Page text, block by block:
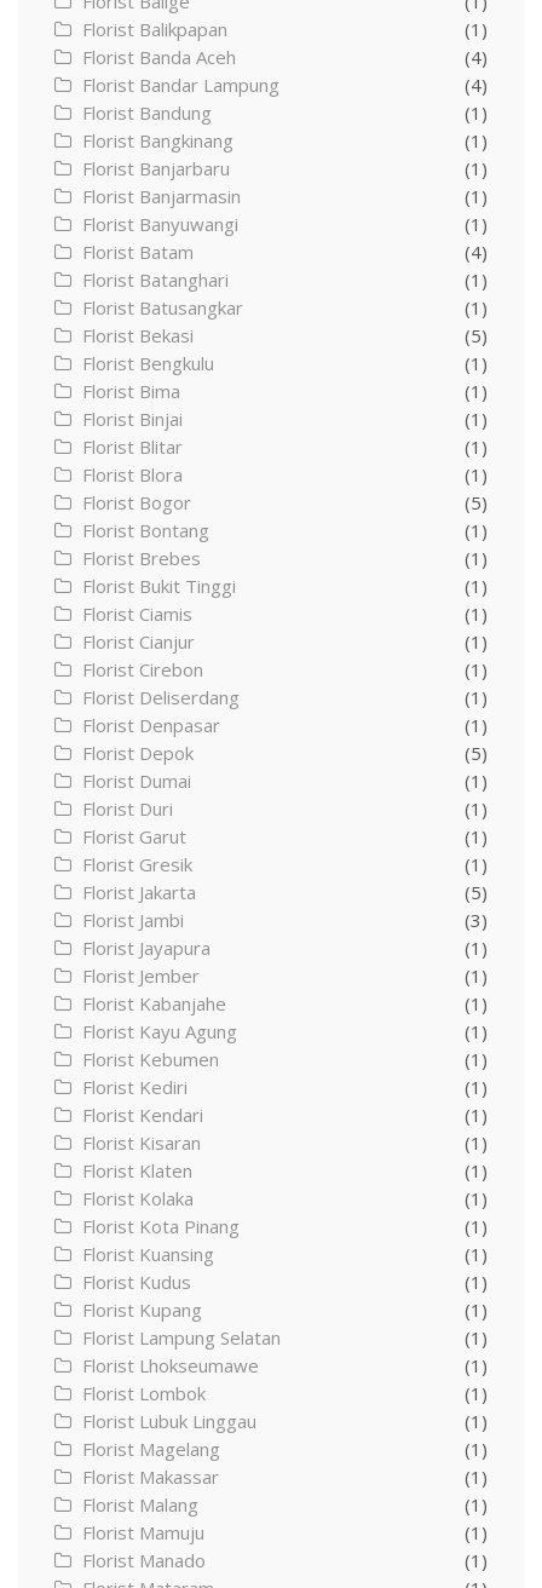
Florist Balikpapan
(1)
Florist Banda Aceh
(4)
Florist Bandar Lampung
(4)
Florist Bandung
(1)
Florist Bangkinang
(1)
Florist Banjarbaru
(1)
Florist Banjarmasin
(1)
Florist Banyuwangi
(1)
Florist Batam
(4)
Florist Batanghari
(1)
Florist Batusangkar
(1)
Florist Bekasi
(5)
Florist Bengkulu
(1)
Florist Bima
(1)
Florist Binjai
(1)
Florist Blitar
(1)
Florist Blora
(1)
Florist Bogor
(5)
Florist Bontang
(1)
Florist Brebes
(1)
Florist Bukit Tinggi
(1)
Florist Ciamis
(1)
Florist Cianjur
(1)
Florist Cirebon
(1)
Florist Deliserdang
(1)
Florist Denpasar
(1)
Florist Depok
(5)
Florist Dumai
(1)
Florist Duri
(1)
Florist Garut
(1)
Florist Gresik
(1)
Florist Jakarta
(5)
Florist Jambi
(3)
Florist Jayapura
(1)
Florist Jember
(1)
Florist Kabanjahe
(1)
Florist Kayu Agung
(1)
Florist Kebumen
(1)
Florist Kediri
(1)
Florist Kendari
(1)
Florist Kisaran
(1)
Florist Klaten
(1)
Florist Kolaka
(1)
Florist Kota Pinang
(1)
Florist Kuansing
(1)
Florist Kudus
(1)
Florist Kupang
(1)
Florist Lampung Selatan
(1)
Florist Lhokseumawe
(1)
Florist Lombok
(1)
Florist Lubuk Linggau
(1)
Florist Magelang
(1)
Florist Makassar
(1)
Florist Malang
(1)
Florist Mamuju
(1)
Florist Manado
(1)